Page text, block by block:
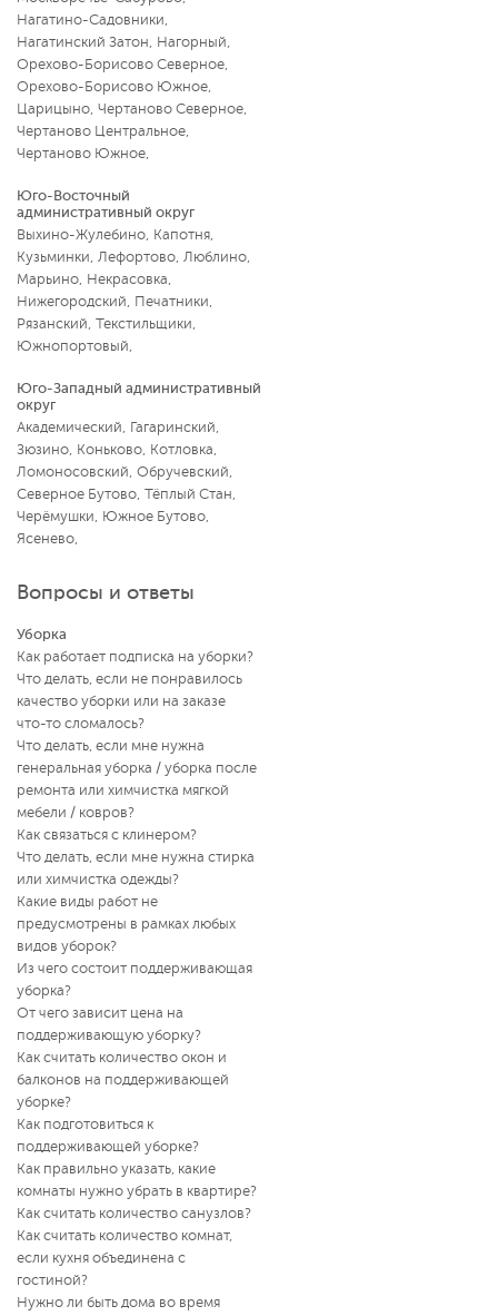
Нагатино-Садовники,
Нагатинский Затон, Нагорный,
Орехово-Борисово Северное,
Орехово-Борисово Южное,
Царицыно, Чертаново Северное,
Чертаново Центральное,
Чертаново Южное,
Юго-Восточный
административный округ
Выхино-Жулебино, Капотня,
Кузьминки, Лефортово, Люблино,
Марьино, Некрасовка,
Нижегородский, Печатники,
Рязанский, Текстильщики,
Южнопортовый,
Юго-Западный административный
округ
Академический, Гагаринский,
Зюзино, Коньково, Котловка,
Ломоносовский, Обручевский,
Северное Бутово, Тёплый Стан,
Черёмушки, Южное Бутово,
Ясенево,
Вопросы и ответы
Уборка
Как работает подписка на уборки?
Что делать, если не понравилось
качество уборки или на заказе
что-то сломалось?
Что делать, если мне нужна
генеральная уборка / уборка после
ремонта или химчистка мягкой
мебели / ковров?
Как связаться с клинером?
Что делать, если мне нужна стирка
или химчистка одежды?
Какие виды работ не
предусмотрены в рамках любых
видов уборок?
Из чего состоит поддерживающая
уборка?
От чего зависит цена на
поддерживающую уборку?
Как считать количество окон и
балконов на поддерживающей
уборке?
Как подготовиться к
поддерживающей уборке?
Как правильно указать, какие
комнаты нужно убрать в квартире?
Как считать количество санузлов?
Как считать количество комнат,
если кухня объединена с
гостиной?
Нужно ли быть дома во время